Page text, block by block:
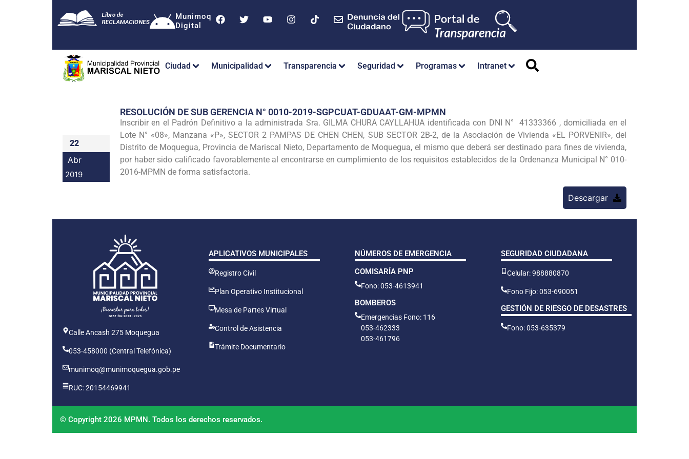
Munimoq
Digital
Ciudad Municipalidad Transparencia Seguridad Programas Intranet
22
Abr
2019
RESOLUCIÓN DE SUB GERENCIA N° 0010-2019-SGPCUAT-GDUAAT-GM-MPMN
Inscribir en el Padrón Definitivo a la administrada Sra. GILMA CHURA CAYLLAHUA identificada con DNI N° 41333366 , domiciliada en el
Lote N° «08», Manzana «P», SECTOR 2 PAMPAS DE CHEN CHEN, SUB SECTOR 2B-2, de la Asociación de Vivienda «EL PORVENIR», del
Distrito de Moquegua, Provincia de Mariscal Nieto, Departamento de Moquegua, el mismo que deberá ser destinado para fines de vivienda,
por haber sido calificado favorablemente al encontrarse en cumplimiento de los requisitos establecidos de la Ordenanza Municipal N° 010-
2016-MPMN de forma satisfactoria.
Descargar
Calle Ancash 275 Moquegua
053-458000 (Central Telefónica)
munimoq@munimoquegua.gob.pe
RUC: 20154469941
APLICATIVOS MUNICIPALES
Registro Civil
Plan Operativo Institucional
Mesa de Partes Virtual
Control de Asistencia
Trámite Documentario
NÚMEROS DE EMERGENCIA
COMISARÍA PNP
Fono: 053-4613941
BOMBEROS
Emergencias Fono: 116
053-462333
053-461796
SEGURIDAD CIUDADANA
Celular: 988880870
Fono Fijo: 053-690051
GESTIÓN DE RIESGO DE DESASTRES
Fono: 053-635379
© Copyright 2026 MPMN. Todos los derechos reservados.